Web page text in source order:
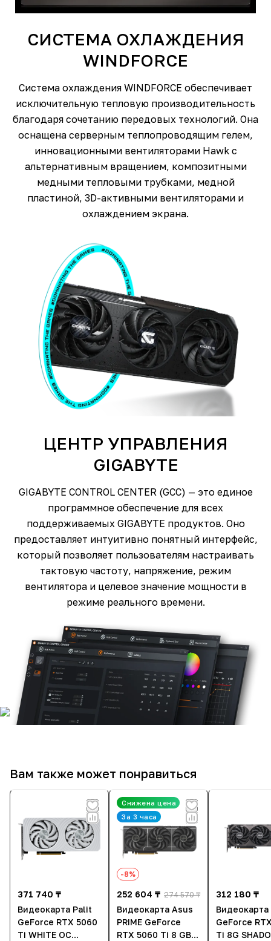
СИСТЕМА ОХЛАЖДЕНИЯ
WINDFORCE
Система охлаждения WINDFORCE обеспечивает
исключительную тепловую производительность
благодаря сочетанию передовых технологий. Она
оснащена серверным теплопроводящим гелем,
инновационными вентиляторами Hawk с
альтернативным вращением, композитными
медными тепловыми трубками, медной
пластиной, 3D-активными вентиляторами и
охлаждением экрана.
ЦЕНТР УПРАВЛЕНИЯ
GIGABYTE
GIGABYTE CONTROL CENTER (GCC) — это единое
программное обеспечение для всех
поддерживаемых GIGABYTE продуктов. Оно
предоставляет интуитивно понятный интерфейс,
который позволяет пользователям настраивать
тактовую частоту, напряжение, режим
вентилятора и целевое значение мощности в
режиме реального времени.
Вам также может понравиться
371 740 ₸
Видеокарта Palit
GeForce RTX 5060
Ti WHITE OC
Снижена цена
За 3 часа
-8%
252 604 ₸ 274 570 ₸
Видеокарта Asus
PRIME GeForce
RTX 5060 Ti 8 GB
312 180 ₸
Видеокарта
GeForce
Ti 8G